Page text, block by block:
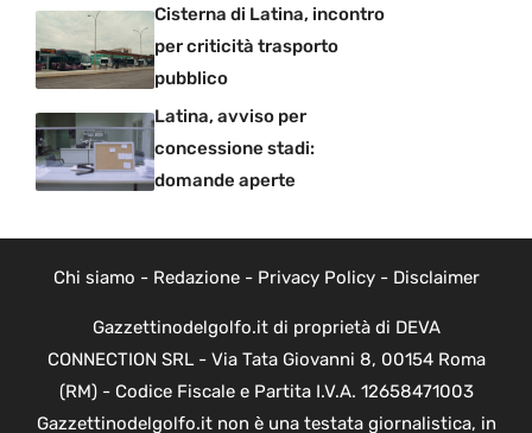
Cisterna di Latina, incontro
per criticità trasporto
pubblico
Latina, avviso per
concessione stadi:
domande aperte
Chi siamo - Redazione- Privacy Policy- Disclaimer
Gazzettinodelgolfo.it di proprietà di DEVA
CONNECTION SRL - Via Tata Giovanni 8, 00154 Roma
(RM) - Codice Fiscale e Partita I.V.A. 12658471003
Gazzettinodelgolfo.it non è una testata giornalistica, in